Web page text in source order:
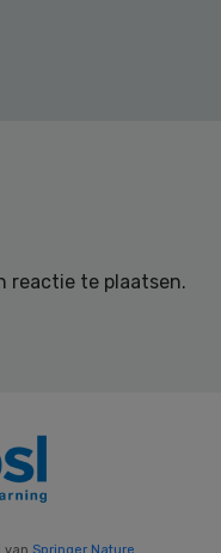
reactie te plaatsen.
van Springer Nature